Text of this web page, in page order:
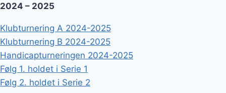
2024 – 2025
Klubturnering A 2024-2025
Klubturnering B 2024-2025
Handicapturneringen 2024-2025
Følg 1. holdet i Serie 1
Følg 2. holdet i Serie 2